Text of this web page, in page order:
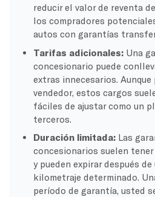
reducir el valor de reventa
los compradores
autos con garantías
Tarifas adicionales: Una
concesionario puede
extras innecesarios. Aunque
vendedor, estos cargos
fáciles de ajustar como un
terceros.
Duración limitada: Las
concesionarios suelen
y pueden expirar después
kilometraje determinado.
período de garantía, usted